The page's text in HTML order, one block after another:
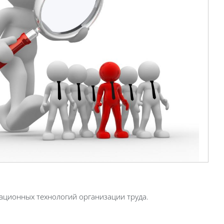
технологий организации труда.